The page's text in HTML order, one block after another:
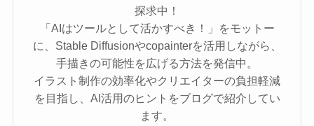
探求中！
「AIはツールとして活かすべき！」をモットー
に、Stable Diffusionやcopainterを活用しながら、
手描きの可能性を広げる方法を発信中。
イラスト制作の効率化やクリエイターの負担軽減
を目指し、AI活用のヒントをブログで紹介してい
ます。